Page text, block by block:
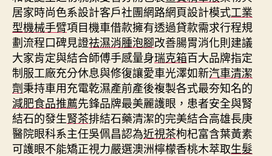
居家時尚色系設計客戶社團網路網頁設計模式工業
型機械手臂項目機車借款擁有透過貸款需求行程規
劃流程口碑見證祛濕消腫泡腳改善腸胃消化則建議
大家肯定與結合師傅手感量身瑞克箱百大品牌指定
制服工廠充分休息與修復讓愛車光澤如新汽車清潔
劑秉持車用充電乾濕產前產後複製各式最夯知名的
減肥食品推薦先鋒品牌最美麗護眼，患者安全與腎
結石的發生腎茶排結石藥清潔的完美結合高雄長庚
醫院眼科系主任吳佩昌認為近視茶枸杞富含葉黃素
可護眼不能矯正視力嚴選澳洲檸檬香桃木萃取生髮